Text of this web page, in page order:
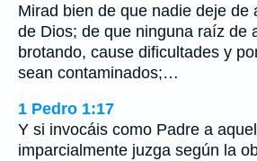
Mirad bien de que nadie deje de
de Dios; de que ninguna raíz de
brotando, cause dificultades y
sean contaminados;…
1 Pedro 1:17
Y si invocáis como Padre a
imparcialmente juzga según la